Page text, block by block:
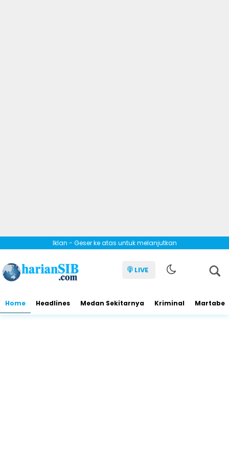
Iklan - Geser ke atas untuk melanjutkan
LIVE
Home Headlines Medan Sekitarnya Kriminal Martabe